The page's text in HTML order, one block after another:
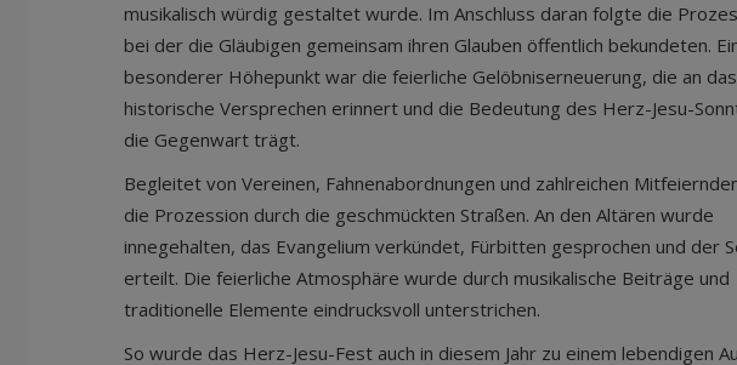
musikalisch würdig gestaltet wurde. Im Anschluss daran folgte die
bei der die Gläubigen gemeinsam ihren Glauben öffentlich bekundeten.
besonderer Höhepunkt war die feierliche Gelöbniserneuerung, die an das
historische Versprechen erinnert und die Bedeutung des Herz-Jesu-
die Gegenwart trägt.
Begleitet von Vereinen, Fahnenabordnungen und zahlreichen
die Prozession durch die geschmückten Straßen. An den Altären wurde
innegehalten, das Evangelium verkündet, Fürbitten gesprochen und der
erteilt. Die feierliche Atmosphäre wurde durch musikalische Beiträge und
traditionelle Elemente eindrucksvoll unterstrichen.
So wurde das Herz-Jesu-Fest auch in diesem Jahr zu einem lebendigen